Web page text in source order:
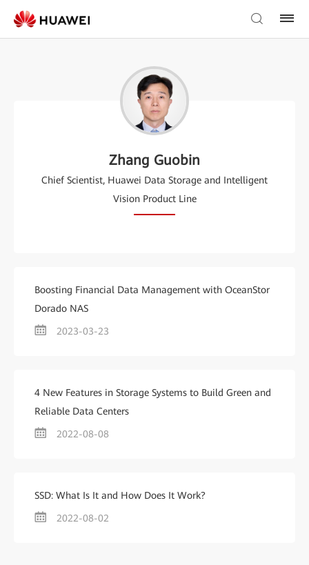
Zhang Guobin
Chief Scientist, Huawei Data Storage and Intelligent
Vision Product Line
Boosting Financial Data Management with OceanStor
Dorado NAS
2023-03-23
4 New Features in Storage Systems to Build Green and
Reliable Data Centers
2022-08-08
SSD: What Is It and How Does It Work?
2022-08-02